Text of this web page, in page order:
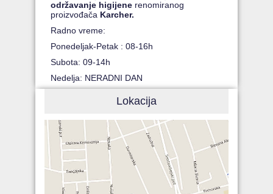
održavanje higijene renomiranog
proizvođača Karcher.
Radno vreme:
Ponedeljak-Petak : 08-16h
Subota: 09-14h
Nedelja: NERADNI DAN
Lokacija